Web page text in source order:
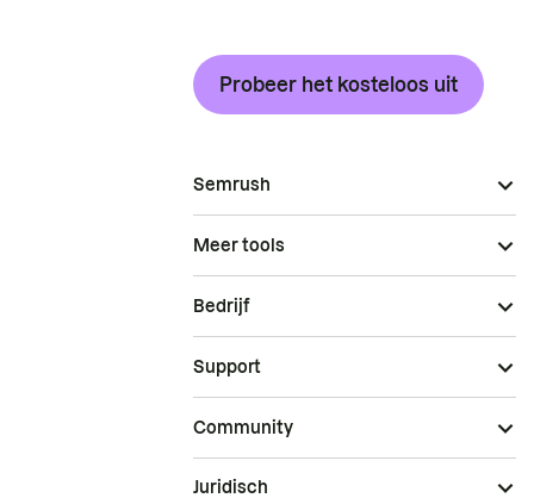
Probeer het kosteloos uit
Semrush
Meer tools
Bedrijf
Support
Community
Juridisch